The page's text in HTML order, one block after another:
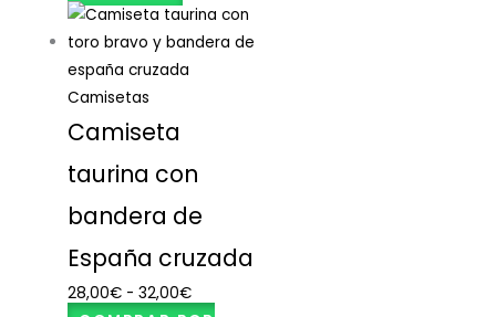
Camisetas
Camiseta
taurina con
bandera de
España cruzada
28,00€ - 32,00€